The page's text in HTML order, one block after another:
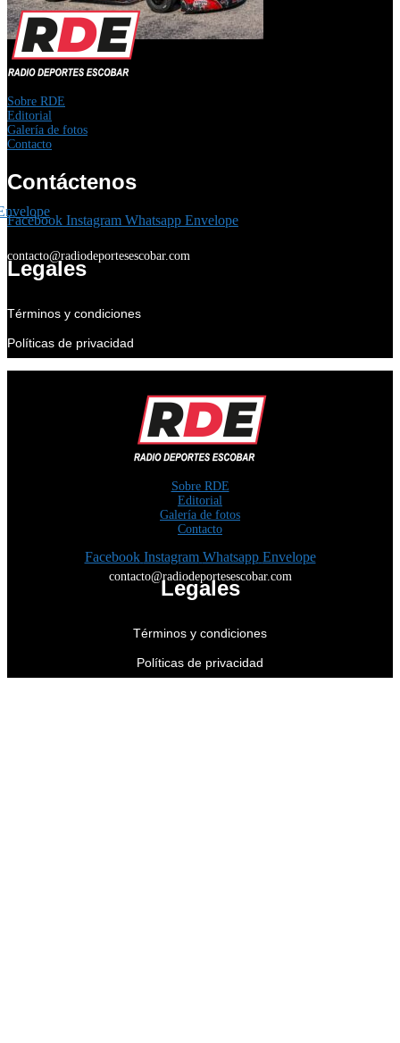
Sobre RDE
Editorial
Galería de fotos
Contacto
Contáctenos
Facebook Instagram Whatsapp Envelope
contacto@radiodeportesescobar.com
Legales
Términos y condiciones
Políticas de privacidad
Sobre RDE
Editorial
Galería de fotos
Contacto
Facebook Instagram Whatsapp Envelope
contacto@radiodeportesescobar.com
Legales
Términos y condiciones
Políticas de privacidad